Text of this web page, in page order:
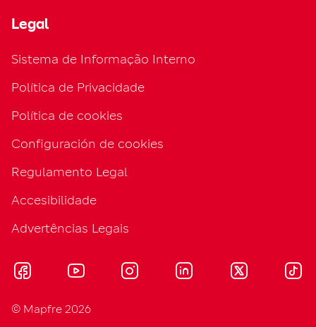
Legal
Sistema de Informação Interno
Política de Privacidade
Política de cookies
Configuración de cookies
Regulamento Legal
Accesibilidade
Advertências Legais
© Mapfre 2026